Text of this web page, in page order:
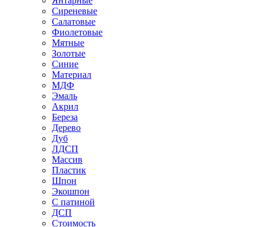
Сиреневые
Салатовые
Фиолетовые
Мятные
Золотые
Синие
Материал
МДФ
Эмаль
Акрил
Береза
Дерево
Дуб
ЛДСП
Массив
Пластик
Шпон
Экошпон
С патиной
ДСП
Стоимость